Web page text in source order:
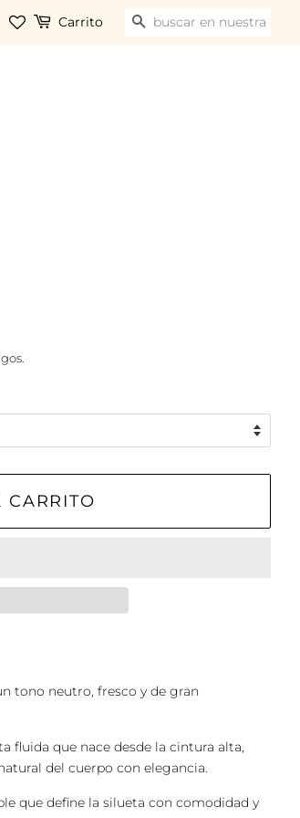
Carrito BUSCAR
CARRITO
tono neutro, fresco y de gran
fluida que nace desde la cintura alta,
del cuerpo con elegancia.
que define la silueta con comodidad y